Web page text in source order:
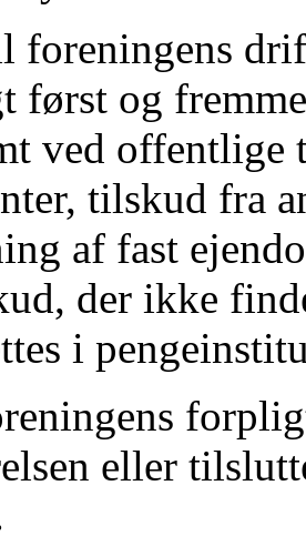
foreningens
først og
ved offentlige
tilskud fra
af fast
der ikke
i
eller